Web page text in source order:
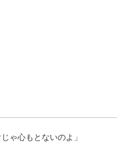
ゃ心もとないのよ」